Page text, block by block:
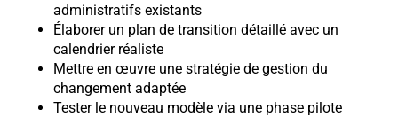
administratifs existants
Élaborer un plan de transition détaillé avec un
calendrier réaliste
Mettre en œuvre une stratégie de gestion du
changement adaptée
Tester le nouveau modèle via une phase pilote